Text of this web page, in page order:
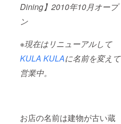
Dining】2010年10月オープ
ン
※現在はリニューアルして
KULA KULAに名前を変えて
営業中。
お店の名前は建物が古い蔵